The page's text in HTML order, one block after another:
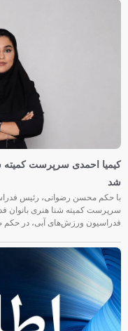
کیمیا احمدی سرپرست کمیته
شد
با حکم محسن رضوانی، رئیس
سرپرست کمیته شنا هنری بانوان
فدراسیون ورزش‌های آبی، در حکم